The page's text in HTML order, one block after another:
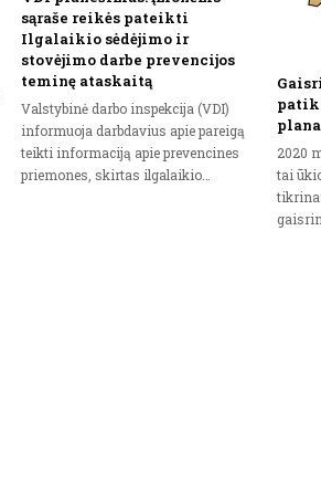
sąraše reikės pateikti
Ilgalaikio sėdėjimo ir
stovėjimo darbe prevencijos
teminę ataskaitą
Valstybinė darbo inspekcija (VDI)
informuoja darbdavius apie pareigą
teikti informaciją apie prevencines
priemones, skirtas ilgalaikio…
2020
tai